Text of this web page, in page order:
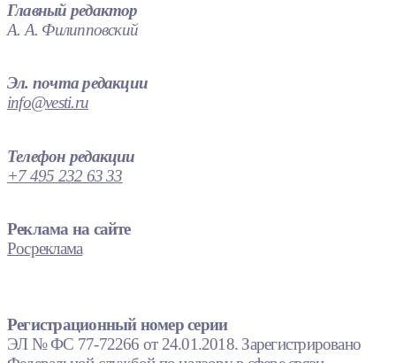
Главный редактор
А. А. Филипповский
Эл. почта редакции
info@vesti.ru
Телефон редакции
+7 495 232 63 33
Реклама на сайте
Росреклама
Регистрационный номер серии
ЭЛ № ФС 77-72266 от 24.01.2018. Зарегистрировано